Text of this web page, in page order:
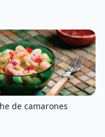
de camarones